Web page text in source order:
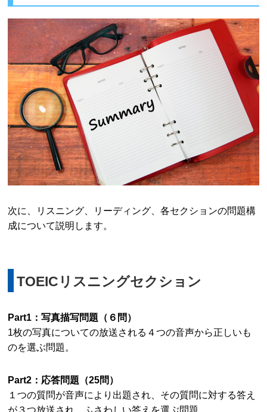
次に、リスニング、リーディング、各セクションの問題構
成について説明します。
TOEICリスニングセクション
Part1：写真描写問題（６問）
1枚の写真についての放送される４つの音声から正しいも
のを選ぶ問題。
Part2：応答問題（25問）
１つの質問が音声により出題され、その質問に対する答え
が３つ放送され、ふさわしい答えを選ぶ問題。